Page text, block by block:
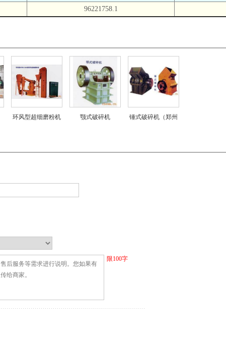
96221758.1
环风型超细磨粉机 颚式破碎机 锤式破碎机（郑州
限100字